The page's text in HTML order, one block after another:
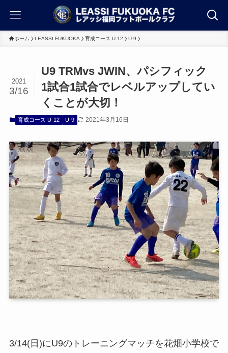
ホーム LEASSI FUKUOKA 育成コース U-12 U-9
U9 TRMvs JWIN、パシフィック
1試合1試合でレベルアップしてい
くことが大切！
2021
3/16
育成コース U-12 U-9 2021年3月16日
3/14(日)にU9のトレーニングマッチを花畑小学校で